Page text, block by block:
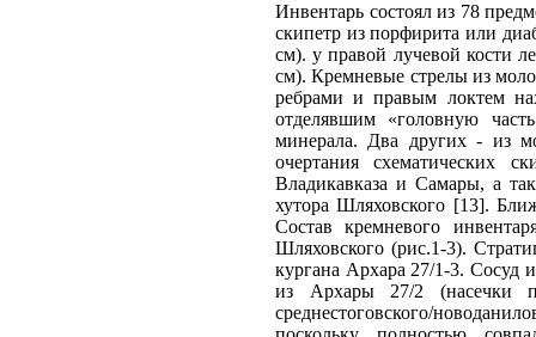
Инвентарь состоял из 78
скипетр из порфирита или
см). у правой лучевой кости
см). Кремневые стрелы из
ребрами и правым локтем
отделявшим «головную
минерала. Два других - из
очертания схематических
Владикавказа и Самары, а
хутора Шляховского [13].
Состав кремневого
Шляховского (рис.1-3).
кургана Архара 27/1-3. Сосуд
из Архары 27/2 (насечки
среднестоговского/